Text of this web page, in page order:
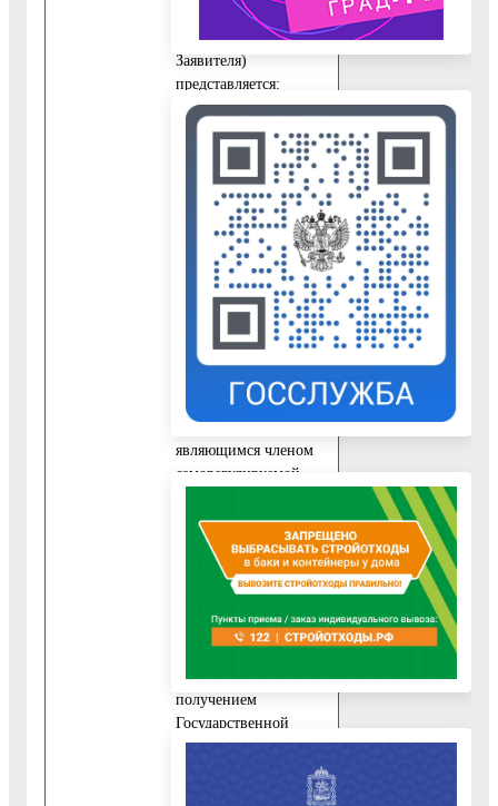
услуги Заявителем
(представителем
Заявителя)
представляется:
10.1.1. Схема
расположения
земельного участка на
кадастровом плане
территории с
указанием координат
характерных точек
границ территории,
подготовленная
кадастровым
инженером, имеющим
действующий
квалификационный
аттестат и
являющимся членом
саморегулируемой
приведена в
приложении 6 к
настоящему
Административному
регламенту.
10.2. В случае
обращения за
получением
Государственной
услуги